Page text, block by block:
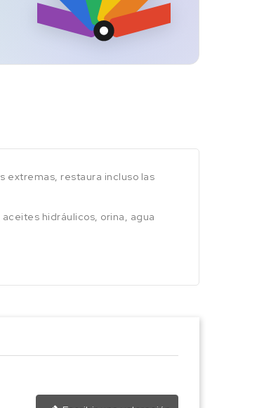
extremas, restaura incluso las
hidráulicos, orina, agua